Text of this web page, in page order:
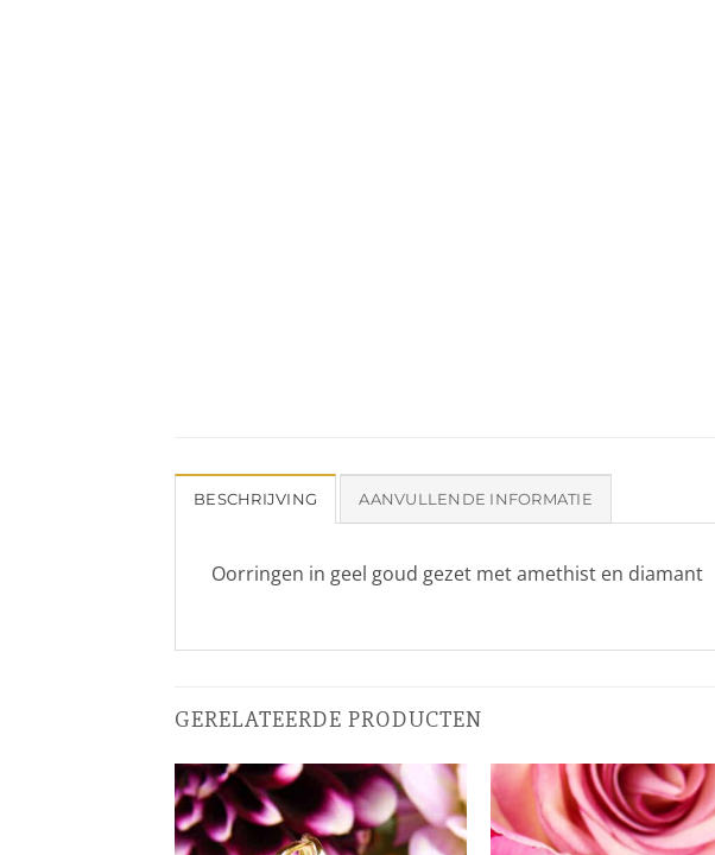
BESCHRIJVING AANVULLENDE INFORMATIE
Oorringen in geel goud gezet met amethist en diamant
GERELATEERDE PRODUCTEN